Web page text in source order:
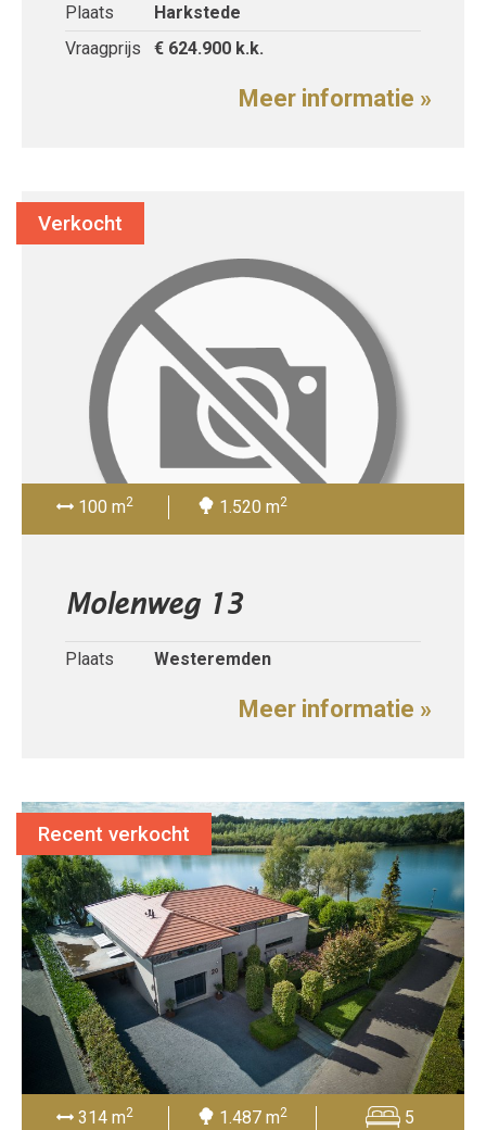
Plaats
Harkstede
Vraagprijs
€ 624.900 k.k.
Meer informatie »
100 m2 1.520 m2
Molenweg 13
Plaats Westeremden
Meer informatie »
Verkocht
314 m2 1.487 m2 5
Recent verkocht